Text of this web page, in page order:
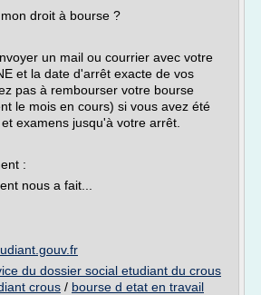
droit à bourse ?
un mail ou courrier avec votre
et la date d'arrêt exacte de vos
pas à rembourser votre bourse
le mois en cours) si vous avez été
examens jusqu'à votre arrêt.
:
nous a fait...
du dossier social etudiant du crous
crous / bourse d etat en travail